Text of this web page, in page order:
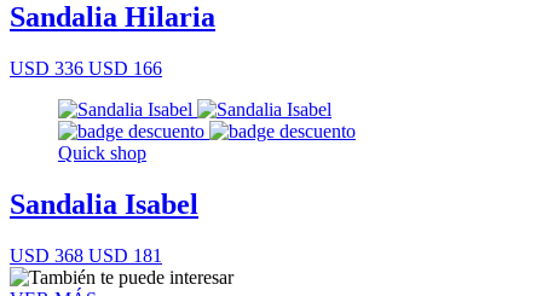
Sandalia Hilaria
USD 336 USD 166
Quick shop
Sandalia Isabel
USD 368 USD 181